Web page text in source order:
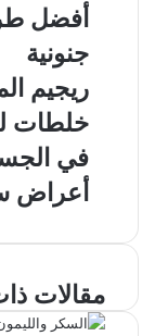
أفضل
جنونية
ريجيم
خلطات
في
أعراض
مقالات